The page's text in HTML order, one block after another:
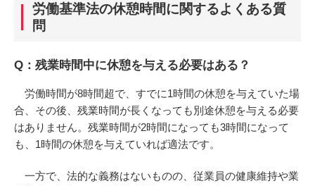
労働基準法の休憩時間に関するよくある質
問
Q：残業時間中に休憩を与える必要はある？
労働時間が8時間超で、すでに1時間の休憩を与えていた場
合、その後、残業時間が長くなっても別途休憩を与える必要
はありません。残業時間が2時間になっても3時間になって
も、1時間の休憩を与えていれば適法です。
一方で、法的な義務はないものの、従業員の健康維持や業